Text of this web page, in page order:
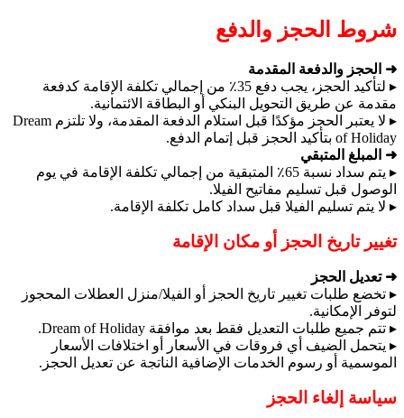
شروط الحجز والدفع
➜ الحجز والدفعة المقدمة
▸ لتأكيد الحجز، يجب دفع 35٪ من إجمالي تكلفة الإقامة كدفعة
مقدمة عن طريق التحويل البنكي أو البطاقة الائتمانية.
▸ لا يعتبر الحجز مؤكدًا قبل استلام الدفعة المقدمة، ولا تلتزم Dream
of Holiday بتأكيد الحجز قبل إتمام الدفع.
➜ المبلغ المتبقي
▸ يتم سداد نسبة 65٪ المتبقية من إجمالي تكلفة الإقامة في يوم
الوصول قبل تسليم مفاتيح الفيلا.
▸ لا يتم تسليم الفيلا قبل سداد كامل تكلفة الإقامة.
تغيير تاريخ الحجز أو مكان الإقامة
➜ تعديل الحجز
▸ تخضع طلبات تغيير تاريخ الحجز أو الفيلا/منزل العطلات المحجوز
لتوفر الإمكانية.
▸ تتم جميع طلبات التعديل فقط بعد موافقة Dream of Holiday.
▸ يتحمل الضيف أي فروقات في الأسعار أو اختلافات الأسعار
الموسمية أو رسوم الخدمات الإضافية الناتجة عن تعديل الحجز.
سياسة إلغاء الحجز